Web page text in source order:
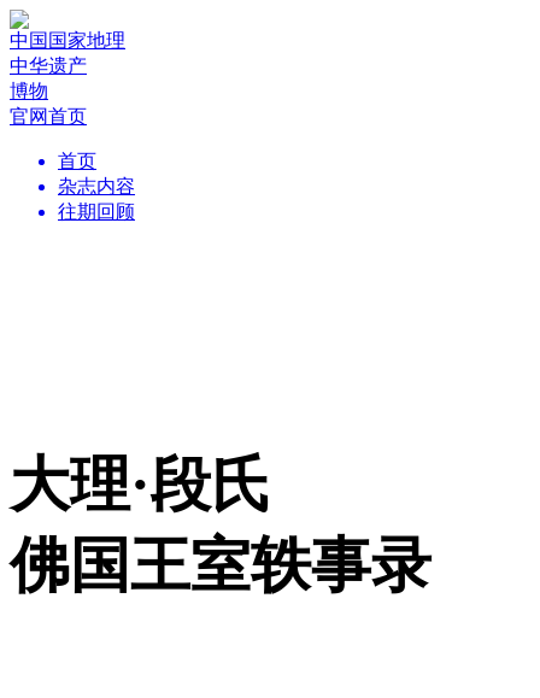
中国国家地理
中华遗产
博物
官网首页
首页
杂志内容
往期回顾
大理·段氏
佛国王室轶事录